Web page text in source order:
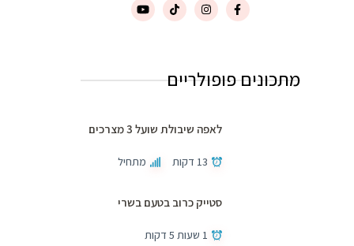
מתכונים פופולריים
לאפה שיבולת שועל 3 מצרכים
13 דקות מתחיל
סטייק כרוב בטעם בשרי
1 שעות 5 דקות